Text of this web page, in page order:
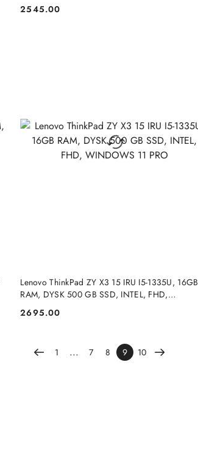
Cena:
2545.00
Lenovo ThinkPad ZY X3 15 IRU I5-1335U, 16GB
RAM, DYSK 500 GB SSD, INTEL, FHD,
Cena:
2695.00
PRODUKT NIEDOSTĘPNY
1 ... 7 8 9 10